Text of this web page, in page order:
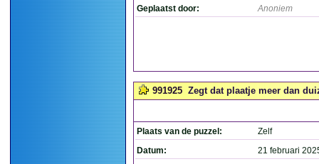
Geplaatst door: Anoniem
991925 Zegt dat plaatje meer dan
Plaats van de puzzel:
Zelf
Datum:
21 februari